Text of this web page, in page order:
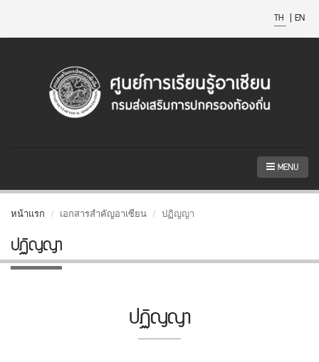
TH | EN
MENU
หน้าแรก เอกสารสำคัญอาเซียน ปฏิญญา
ปฏิญญา
ปฏิญญา